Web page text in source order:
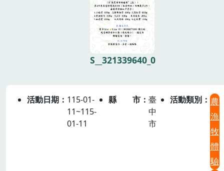
S__321339640_0
活動日期
115-01-
11~115-
01-11
縣市
臺
中
市
活動類別
農
漁
牧
體
驗